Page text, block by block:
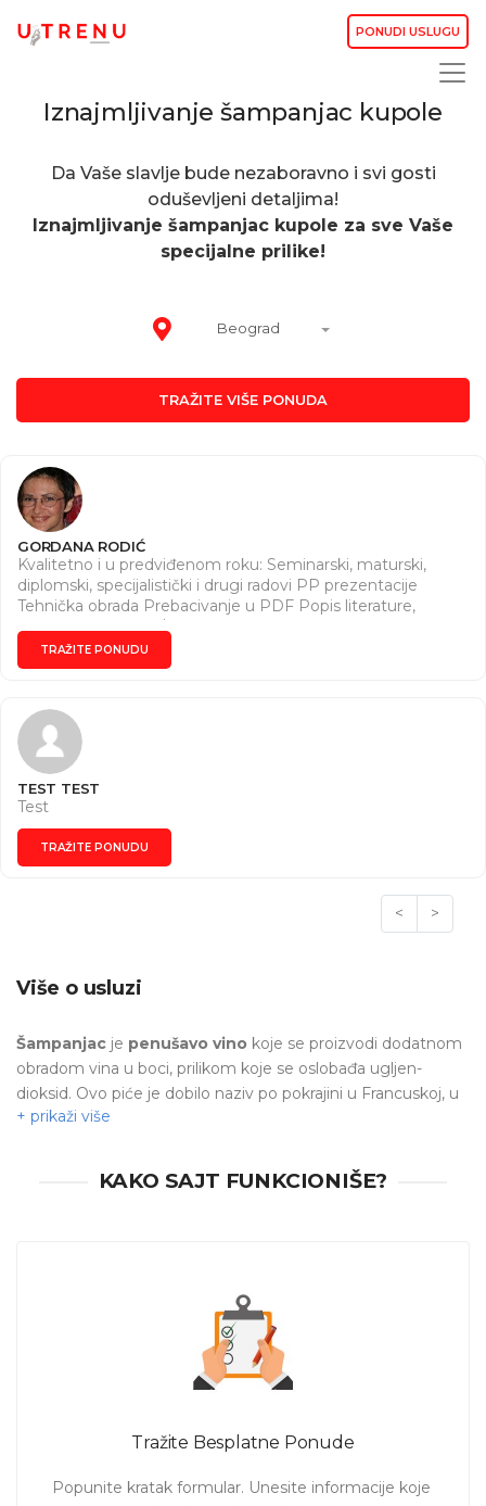
PONUDI USLUGU
Iznajmljivanje šampanjac kupole
Da Vaše slavlje bude nezaboravno i svi gosti
oduševljeni detaljima!
Iznajmljivanje šampanjac kupole za sve Vaše
specijalne prilike!
Beograd
TRAŽITE VIŠE PONUDA
GORDANA RODIĆ
Kvalitetno i u predviđenom roku: Seminarski, maturski,
diplomski, specijalistički i drugi radovi PP prezentacije
Tehnička obrada Prebacivanje u PDF Popis literature,
ubacivanje fusnota/endnota, ... ... I ostalo po dogovoru
Dugogodišnje iskustvo i praktičan rad u MS Office paketu
TRAŽITE PONUDU
TEST TEST
Test
TRAŽITE PONUDU
< >
Više o usluzi
Šampanjac je penušavo vino koje se proizvodi dodatnom
obradom vina u boci, prilikom koje se oslobađa ugljen-
dioksid. Ovo piće je dobilo naziv po pokrajini u Francuskoj, u
kojoj je nastalo -
. Neizostavan je
proslavama svadbama punoletstvimai drugim
„Vau” efekat kod zvanica je
zagarantovan, a Vaša proslava dobija posebnu notu.
Ukoliko i Vi želite ovaj detalj na svojoj proslavi - pošaljite
zahtev. Uskoro očekujte ponude od profesionalaca koji
(kupole) u Beogradu. Izaberite ponudu koja Vam najviše
KAKO SAJT FUNKCIONIŠE?
Tražite Besplatne Ponude
Popunite kratak formular. Unesite informacije koje